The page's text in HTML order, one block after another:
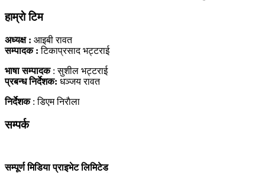
हाम्राे टिम
अध्यक्ष : आइबी रावत
सम्पादक :टिकाप्रसाद भट्टराई
भाषा सम्पादक: सुशील भट्टराई
प्रबन्ध निर्देशक: धञ्जय रावत
निर्देशक: डिएम निराैला
सम्पर्क
सम्पूर्ण मिडिया प्राइभेट लिमिटेड